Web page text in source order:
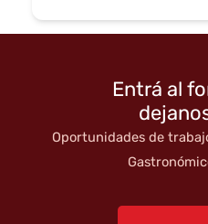
Entrá al
Oportunidades de